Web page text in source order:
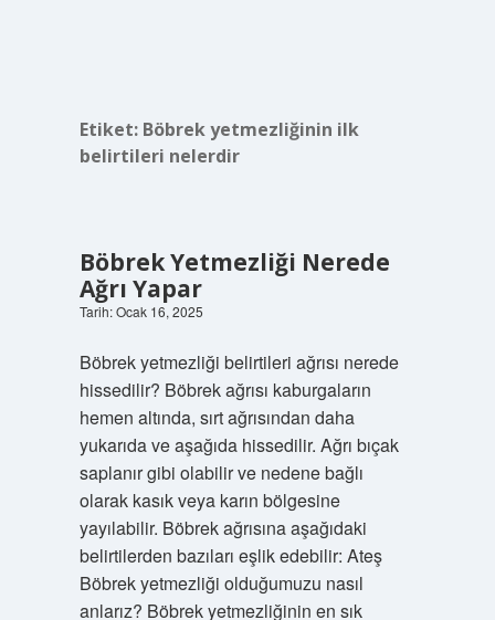
Etiket: Böbrek yetmezliğinin ilk
belirtileri nelerdir
Böbrek Yetmezliği Nerede
Ağrı Yapar
Tarih: Ocak 16, 2025
Böbrek yetmezliği belirtileri ağrısı nerede
hissedilir? Böbrek ağrısı kaburgaların
hemen altında, sırt ağrısından daha
yukarıda ve aşağıda hissedilir. Ağrı bıçak
saplanır gibi olabilir ve nedene bağlı
olarak kasık veya karın bölgesine
yayılabilir. Böbrek ağrısına aşağıdaki
belirtilerden bazıları eşlik edebilir: Ateş
Böbrek yetmezliği olduğumuzu nasıl
anlarız? Böbrek yetmezliğinin en sık